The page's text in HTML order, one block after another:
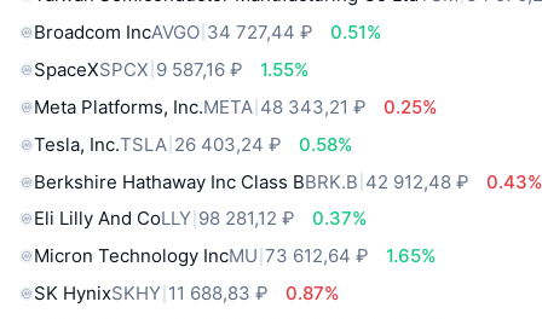
Broadcom IncAVGO 34 727,44 ₽
0.51%
SpaceXSPCX 9 587,16 ₽
1.55%
Meta Platforms, Inc.META 48 343,21 ₽
0.25%
Tesla, Inc.TSLA 26 403,24 ₽
0.58%
Berkshire Hathaway Inc Class BBRK.B 42 912,48 ₽
0.43%
Eli Lilly And CoLLY 98 281,12 ₽
0.37%
Micron Technology IncMU 73 612,64 ₽
1.65%
SK HynixSKHY 11 688,83 ₽
0.87%